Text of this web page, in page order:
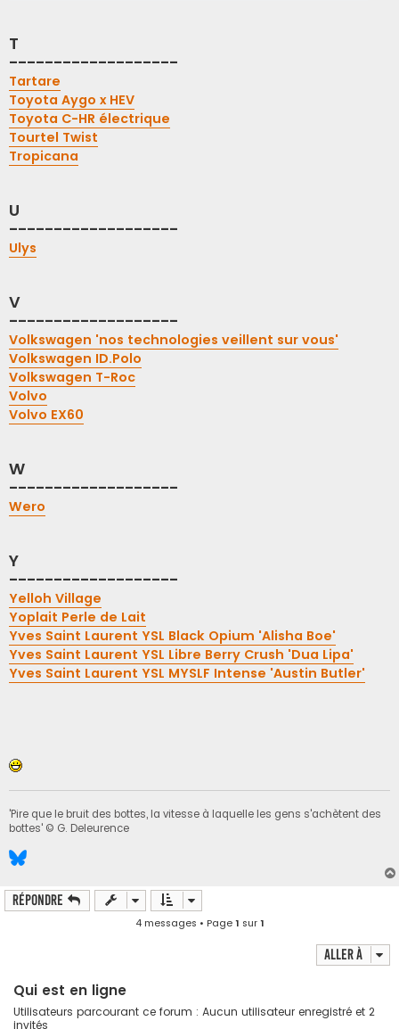
T
-------------------
Tartare
Toyota Aygo x HEV
Toyota C-HR électrique
Tourtel Twist
Tropicana
U
-------------------
Ulys
V
-------------------
Volkswagen 'nos technologies veillent sur vous'
Volkswagen ID.Polo
Volkswagen T-Roc
Volvo
Volvo EX60
W
-------------------
Wero
Y
-------------------
Yelloh Village
Yoplait Perle de Lait
Yves Saint Laurent YSL Black Opium 'Alisha Boe'
Yves Saint Laurent YSL Libre Berry Crush 'Dua Lipa'
Yves Saint Laurent YSL MYSLF Intense 'Austin Butler'
'Pire que le bruit des bottes, la vitesse à laquelle les gens s'achètent des
bottes' © G. Deleurence
Répondre
4 messages • Page1 sur1
Aller à
Qui est en ligne
Utilisateurs parcourant ce forum : Aucun utilisateur enregistré et 2
invités